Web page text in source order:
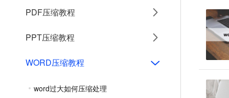
PDF压缩教程
PPT压缩教程
WORD压缩教程
word过大如何压缩处理